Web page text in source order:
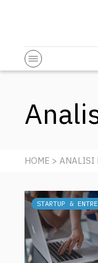
HOME > ANALISI